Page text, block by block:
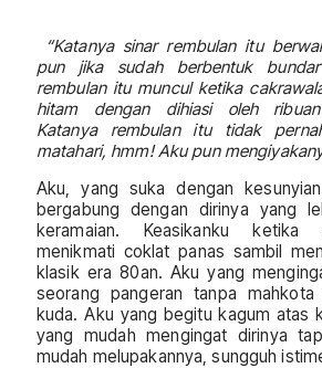
“Katanya sinar rembulan itu
pun jika sudah berbentuk
rembulan itu muncul ketika
hitam dengan dihiasi oleh ribuan
Katanya rembulan itu tidak
matahari, hmm! Aku pun
Aku, yang suka dengan
bergabung dengan dirinya yang
keramaian. Keasikanku ketika
menikmati coklat panas sambil
klasik era 80an. Aku yang
seorang pangeran tanpa
kuda. Aku yang begitu kagum atas
yang mudah mengingat dirinya
mudah melupakannya, sungguh